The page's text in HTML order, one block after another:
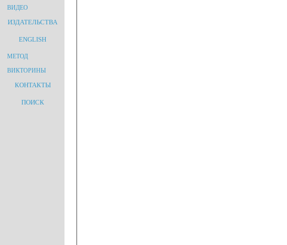
ВИДЕО
ИЗДАТЕЛЬСТВА
ENGLISH
МЕТОД
ВИКТОРИНЫ
КОНТАКТЫ
ПОИСК